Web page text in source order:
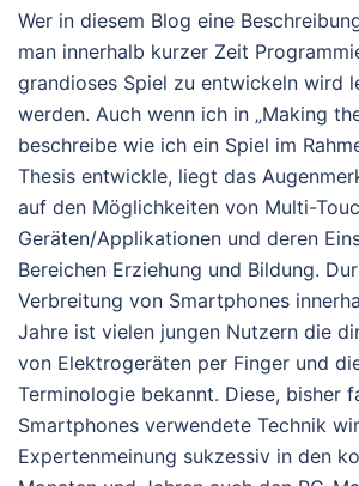
Wer in diesem Blog eine
man innerhalb kurzer Zeit
grandioses Spiel zu entwickeln wird
werden. Auch wenn ich in „Making
beschreibe wie ich ein Spiel im
Thesis entwickle, liegt das
auf den Möglichkeiten von Multi-
Geräten/Applikationen und deren
Bereichen Erziehung und Bildung.
Verbreitung von Smartphones
Jahre ist vielen jungen Nutzern die
von Elektrogeräten per Finger und
Terminologie bekannt. Diese, bisher
Smartphones verwendete Technik
Expertenmeinung sukzessiv in den